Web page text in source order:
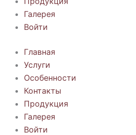
Галерея
Войти
Главная
Услуги
Особенности
Контакты
Продукция
Галерея
Войти